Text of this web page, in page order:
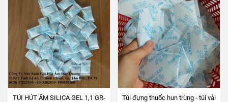
TÚI HÚT ẨM SILICA GEL 1,1 GR-
Túi đựng thuốc hun trùng - túi vải